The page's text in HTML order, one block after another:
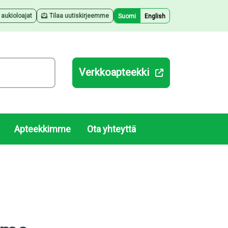
Tilaa uutiskirjeemme Suomi English
Verkkoapteekki
Apteekkimme Ota yhteyttä